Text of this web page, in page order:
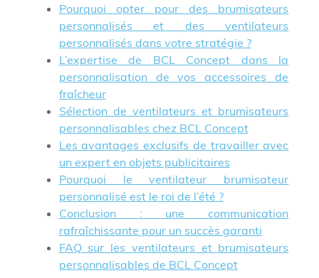
Pourquoi opter pour des brumisateurs
personnalisés et des ventilateurs
personnalisés dans votre stratégie ?
L’expertise de BCL Concept dans la
personnalisation de vos accessoires de
fraîcheur
Sélection de ventilateurs et brumisateurs
personnalisables chez BCL Concept
Les avantages exclusifs de travailler avec
un expert en objets publicitaires
Pourquoi le ventilateur brumisateur
personnalisé est le roi de l’été ?
Conclusion : une communication
rafraîchissante pour un succès garanti
FAQ sur les ventilateurs et brumisateurs
personnalisables de BCL Concept